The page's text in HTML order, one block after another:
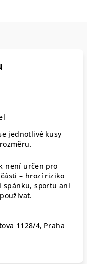
jednotlivé kusy
není určen pro
– hrozí riziko
spánku, sportu ani
1128/4, Praha